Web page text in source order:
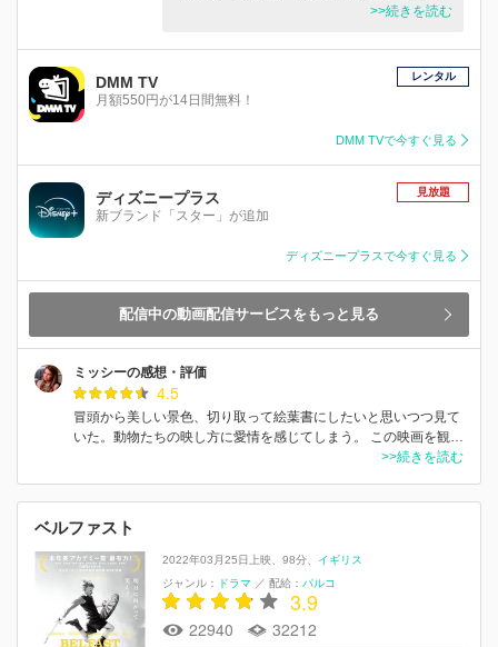
>>続きを読む
DMM TV
月額550円が14日間無料！
レンタル
DMM TVで今すぐ見る
ディズニープラス
新ブランド「スター」が追加
見放題
ディズニープラスで今すぐ見る
配信中の動画配信サービスをもっと見る
ミッシーの感想・評価
4.5
冒頭から美しい景色、切り取って絵葉書にしたいと思いつつ見て
いた。動物たちの映し方に愛情を感じてしまう。 この映画を観…
>>続きを読む
ベルファスト
2022年03月25日上映 98分
イギリス
ジャンル：
ドラマ ／ 配給： パルコ
3.9
22940 32212